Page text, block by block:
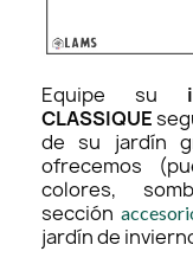
Equipe su
CLASSIQUE
de su jardín
ofrecemos
colores,
sección
jardín de